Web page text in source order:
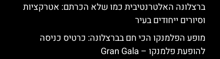
ברצלונה האלטרנטיבית כמו שלא הכרתם: אטרקציות
וסיורים ייחודים בעיר
מופע הפלמנקו הכי חם בברצלונה: כרטיס כניסה
להופעת פלמנקו – Gran Gala